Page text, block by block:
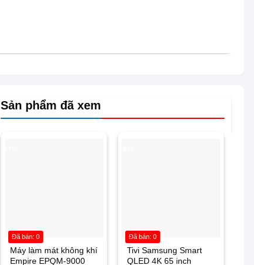
Sản phẩm đã xem
Máy làm mát không khí
Empire EPQM-9000
Đã bán: 0
Tivi Samsung Smart
QLED 4K 65 inch
Đã bán: 0